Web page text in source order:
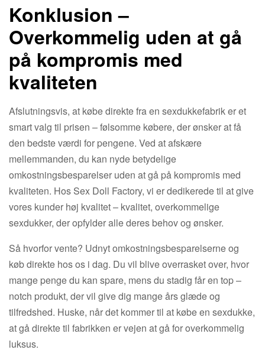
Konklusion –
Overkommelig uden at gå
på kompromis med
kvaliteten
Afslutningsvis, at købe direkte fra en sexdukkefabrik er et
smart valg til prisen – følsomme købere, der ønsker at få
den bedste værdi for pengene. Ved at afskære
mellemmanden, du kan nyde betydelige
omkostningsbesparelser uden at gå på kompromis med
kvaliteten. Hos Sex Doll Factory, vi er dedikerede til at give
vores kunder høj kvalitet – kvalitet, overkommelige
sexdukker, der opfylder alle deres behov og ønsker.
Så hvorfor vente? Udnyt omkostningsbesparelserne og
køb direkte hos os i dag. Du vil blive overrasket over, hvor
mange penge du kan spare, mens du stadig får en top –
notch produkt, der vil give dig mange års glæde og
tilfredshed. Huske, når det kommer til at købe en sexdukke,
at gå direkte til fabrikken er vejen at gå for overkommelig
luksus.